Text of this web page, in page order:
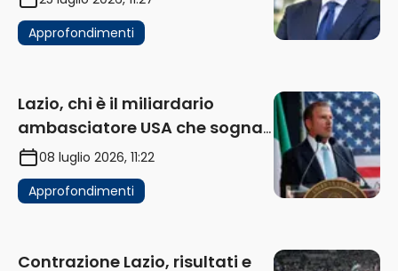
Approfondimenti
Lazio, chi è il miliardario
ambasciatore USA che sogna
di acquistare un club in Italia
08 luglio 2026, 11:22
Approfondimenti
Contrazione Lazio, risultati e